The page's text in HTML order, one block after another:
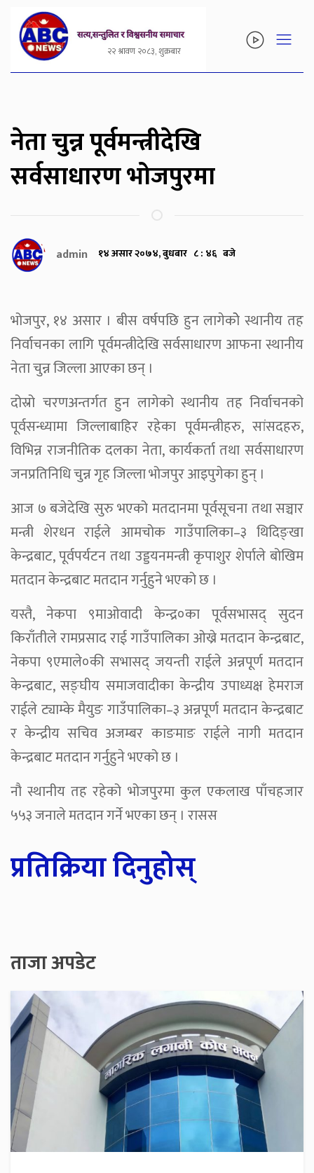
२२ श्रावण २०८३, शुक्रबार
नेता चुन्न पूर्वमन्त्रीदेखि
सर्वसाधारण भोजपुरमा
admin १४ असार २०७४, बुधबार ८ : ४६ बजे
भोजपुर, १४ असार । बीस वर्षपछि हुन लागेकोे स्थानीय तह
निर्वाचनका लागि पूर्वमन्त्रीदेखि सर्वसाधारण आफना स्थानीय
नेता चुन्न जिल्ला आएका छन् ।
दोस्रो चरणअन्तर्गत हुन लागेको स्थानीय तह निर्वाचनको
पूर्वसन्ध्यामा जिल्लाबाहिर रहेका पूर्वमन्त्रीहरु, सांसदहरु,
विभिन्न राजनीतिक दलका नेता, कार्यकर्ता तथा सर्वसाधारण
जनप्रतिनिधि चुन्न गृह जिल्ला भोजपुर आइपुगेका हुन् ।
आज ७ बजेदेखि सुरु भएको मतदानमा पूर्वसूचना तथा सञ्चार
मन्त्री शेरधन राईले आमचोक गाउँपालिका–३ थिदिङ्खा
केन्द्रबाट, पूर्वपर्यटन तथा उड्डयनमन्त्री कृपाशुर शेर्पाले बोखिम
मतदान केन्द्रबाट मतदान गर्नुहुने भएको छ ।
यस्तै, नेकपा ९माओवादी केन्द्र०का पूर्वसभासद् सुदन
किराँतीले रामप्रसाद राई गाउँपालिका ओख्रे मतदान केन्द्रबाट,
नेकपा ९एमाले०की सभासद् जयन्ती राईले अन्नपूर्ण मतदान
केन्द्रबाट, सङ्घीय समाजवादीका केन्द्रीय उपाध्यक्ष हेमराज
राईले ट्याम्के मैयुङ गाउँपालिका–३ अन्नपूर्ण मतदान केन्द्रबाट
र केन्द्रीय सचिव अजम्बर काङमाङ राईले नागी मतदान
केन्द्रबाट मतदान गर्नुहुने भएको छ ।
नौ स्थानीय तह रहेको भोजपुरमा कुल एकलाख पाँचहजार
५५३ जनाले मतदान गर्ने भएका छन् । रासस
प्रतिक्रिया दिनुहोस्
ताजा अपडेट